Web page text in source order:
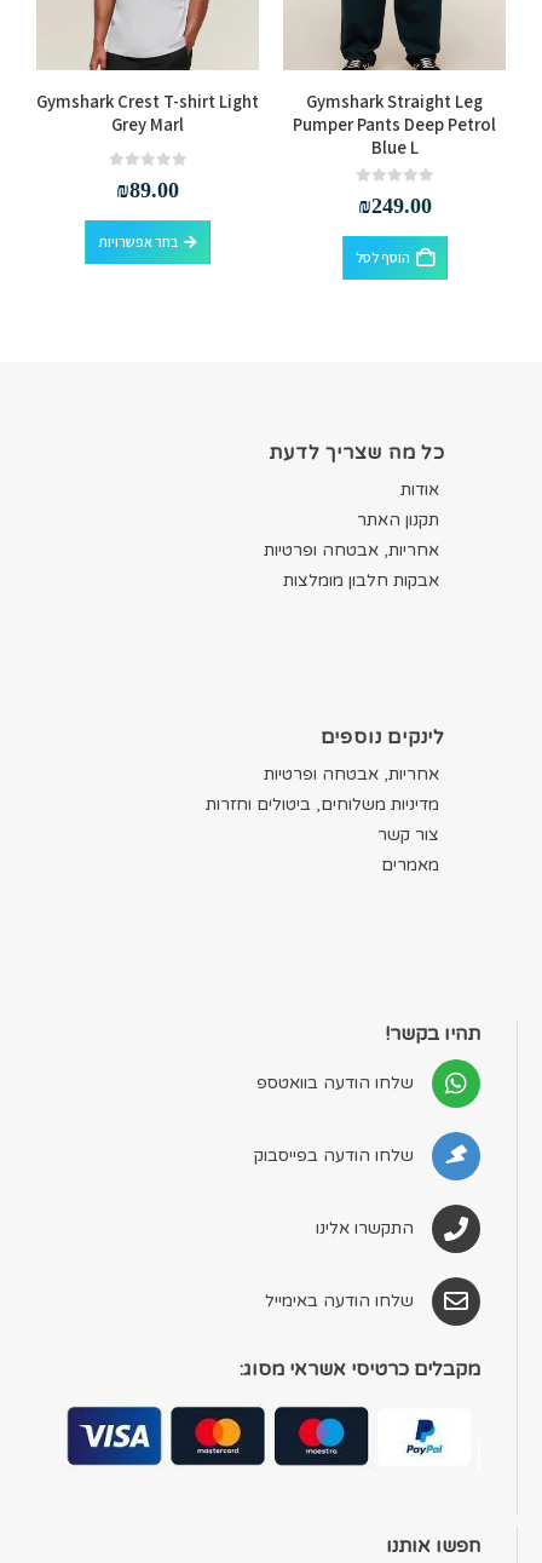
Gymshark Straight Leg
Pumper Pants Deep Petrol
Blue L
₪249.00
הוסף לסל
למוצר זה יש מספר סוגים. ניתן לבחור את האפשרויות בעמוד המוצר
Gymshark Crest T-shirt Light
Grey Marl
₪89.00
בחר אפשרויות
למוצר זה יש מספר סוגים. ניתן לבחור את האפשרויות בעמוד המוצר
כל מה שצריך לדעת
אודות
תקנון האתר
אחריות, אבטחה ופרטיות
אבקות חלבון מומלצות
לינקים נוספים
אחריות, אבטחה ופרטיות
מדיניות משלוחים, ביטולים וחזרות
צור קשר
מאמרים
תהיו בקשר!
שלחו הודעה בוואטספ
שלחו הודעה בפייסבוק
התקשרו אלינו
שלחו הודעה באימייל
מקבלים כרטיסי אשראי מסוג:
חפשו אותנו